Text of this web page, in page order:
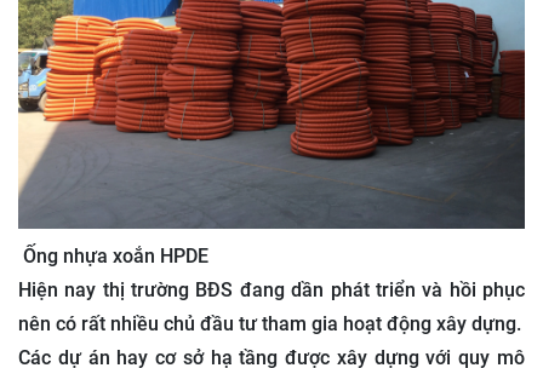
Ống nhựa xoắn HPDE
Hiện nay thị trường BĐS đang dần phát triển và hồi phục
nên có rất nhiều chủ đầu tư tham gia hoạt động xây dựng.
Các dự án hay cơ sở hạ tầng được xây dựng với quy mô